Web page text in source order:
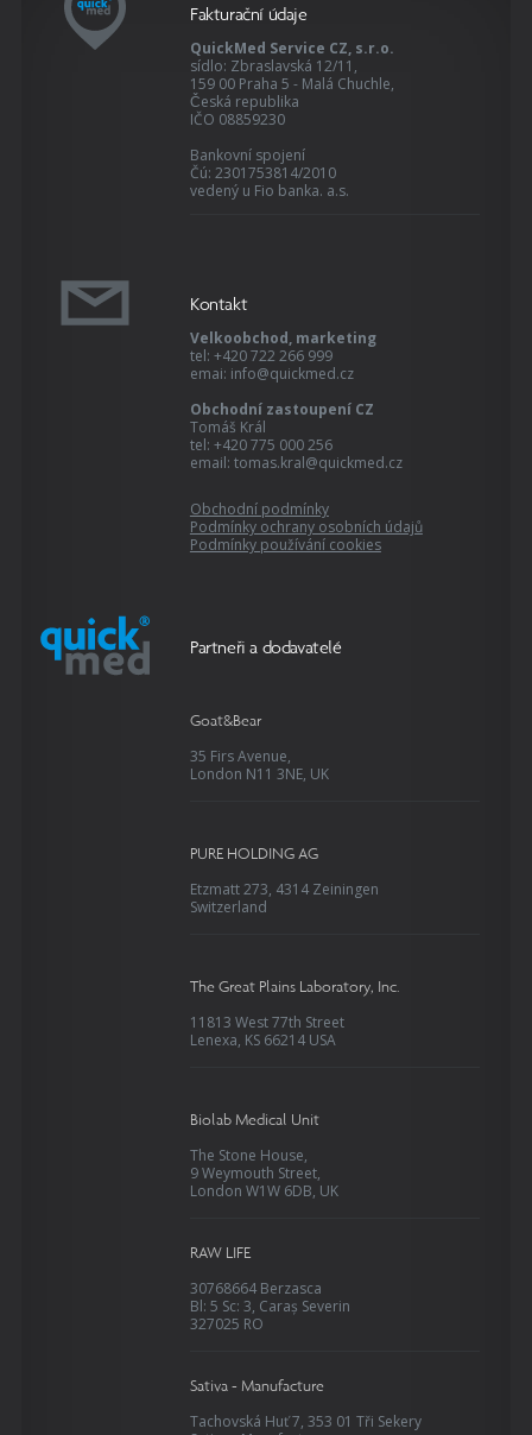
Fakturační údaje
QuickMed Service CZ, s.r.o.
sídlo: Zbraslavská 12/11,
159 00 Praha 5 - Malá Chuchle,
Česká republika
IČO 08859230
Bankovní spojení
Čú: 2301753814/2010
vedený u Fio banka. a.s.
Kontakt
Velkoobchod, marketing
tel: +420 722 266 999
emai: info@quickmed.cz
Obchodní zastoupení CZ
Tomáš Král
tel: +420 775 000 256
email: tomas.kral@quickmed.cz
Obchodní podmínky
Podmínky ochrany osobních údajů
Podmínky používání cookies
Partneři a dodavatelé
Goat&Bear
35 Firs Avenue,
London N11 3NE, UK
PURE HOLDING AG
Etzmatt 273, 4314 Zeiningen
Switzerland
The Great Plains Laboratory, Inc.
11813 West 77th Street
Lenexa, KS 66214 USA
Biolab Medical Unit
The Stone House,
9 Weymouth Street,
London W1W 6DB, UK
RAW LIFE
30768664 Berzasca
Bl: 5 Sc: 3, Caraș Severin
327025 RO
Sativa - Manufacture
Tachovská Huť 7, 353 01 Tři Sekery